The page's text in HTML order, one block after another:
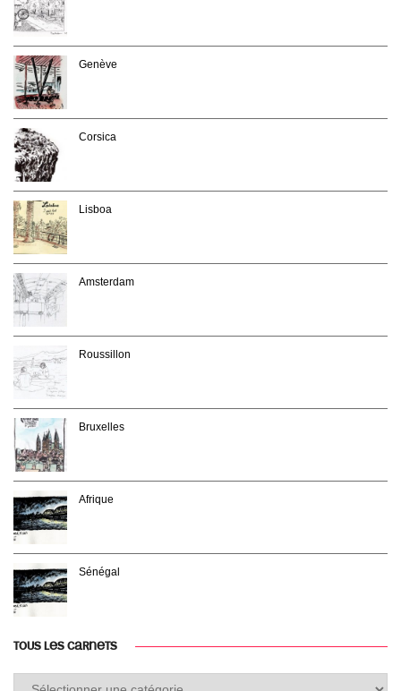
Genève
Corsica
Lisboa
Amsterdam
Roussillon
Bruxelles
Afrique
Sénégal
TOUS LES CARNETS